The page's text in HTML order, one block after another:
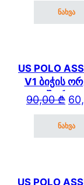
ნახვა
US POLO
V1 ბიჭის
90,00₾
ნახვა
US POLO